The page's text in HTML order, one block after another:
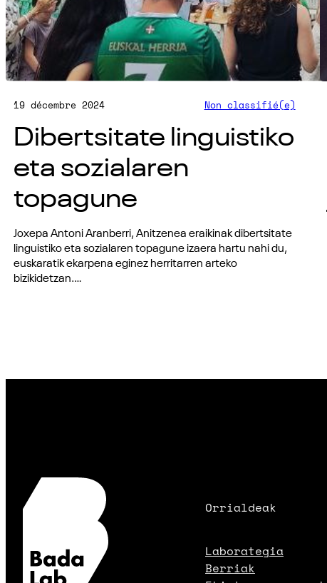
19 décembre 2024 Non classifié(e)
Dibertsitate linguistiko
eta sozialaren
topagune
Joxepa Antoni Aranberri, Anitzenea eraikinak dibertsitate
linguistiko eta sozialaren topagune izaera hartu nahi du,
euskaratik ekarpena eginez herritarren arteko
bizikidetzan.…
Orrialdeak
Laborategia
Berriak